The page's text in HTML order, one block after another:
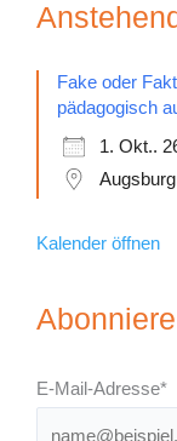
Fake oder
pädagogisch
1. Okt..
Augsburg
Kalender öffnen
E-Mail-Adresse*